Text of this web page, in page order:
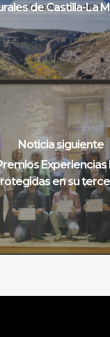
de Castilla-La
Noticia siguiente
en su